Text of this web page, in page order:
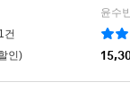
건
인)
윤수